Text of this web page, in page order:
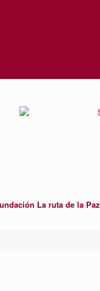
La ruta de la Paz